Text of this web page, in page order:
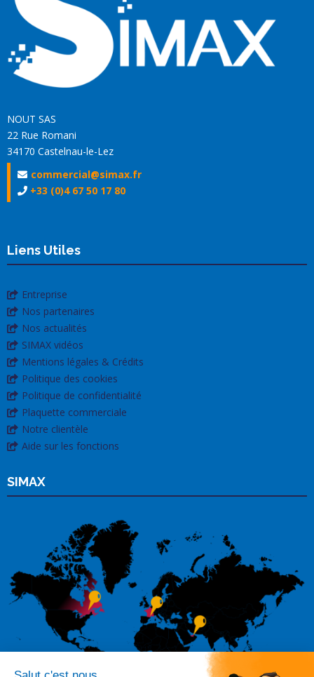
NOUT SAS
22 Rue Romani
34170 Castelnau-le-Lez
commercial@simax.fr
+33 (0)4 67 50 17 80
Liens Utiles
Entreprise
Nos partenaires
Nos actualités
SIMAX vidéos
Mentions légales & Crédits
Politique des cookies
Politique de confidentialité
Plaquette commerciale
Notre clientèle
Aide sur les fonctions
SIMAX